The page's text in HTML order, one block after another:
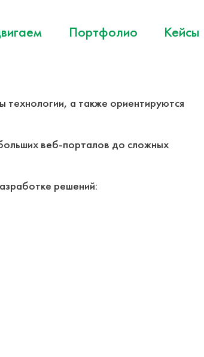
Портфолио Кейсы
а также ориентируются
веб-порталов до сложных
решений: